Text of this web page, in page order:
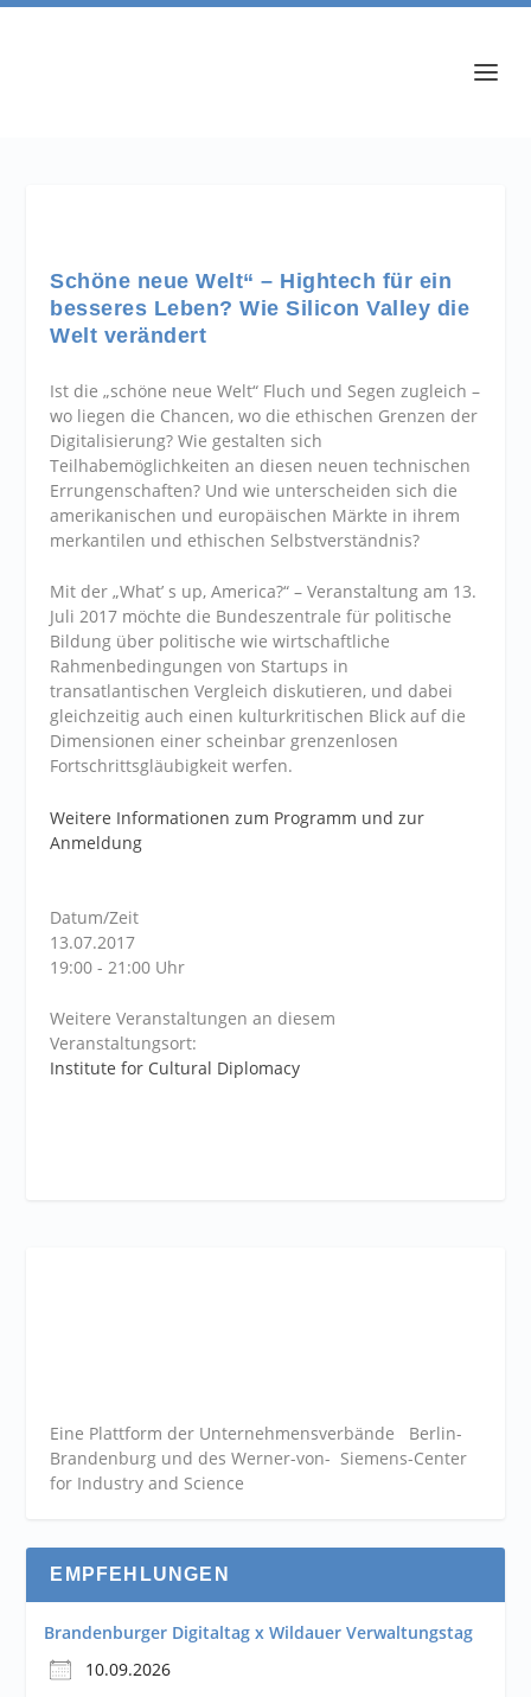
Schöne neue Welt“ – Hightech für ein
besseres Leben? Wie Silicon Valley die
Welt verändert
Ist die „schöne neue Welt“ Fluch und Segen zugleich –
wo liegen die Chancen, wo die ethischen Grenzen der
Digitalisierung? Wie gestalten sich
Teilhabemöglichkeiten an diesen neuen technischen
Errungenschaften? Und wie unterscheiden sich die
amerikanischen und europäischen Märkte in ihrem
merkantilen und ethischen Selbstverständnis?
Mit der „What’ s up, America?“ – Veranstaltung am 13.
Juli 2017 möchte die Bundeszentrale für politische
Bildung über politische wie wirtschaftliche
Rahmenbedingungen von Startups in
transatlantischen Vergleich diskutieren, und dabei
gleichzeitig auch einen kulturkritischen Blick auf die
Dimensionen einer scheinbar grenzenlosen
Fortschrittsgläubigkeit werfen.
Weitere Informationen zum Programm und zur
Anmeldung
Datum/Zeit
13.07.2017
19:00 - 21:00 Uhr
Weitere Veranstaltungen an diesem
Veranstaltungsort:
Institute for Cultural Diplomacy
Eine Plattform der Unternehmensverbände Berlin-
Brandenburg und des Werner-von- Siemens-Center
for Industry and Science
EMPFEHLUNGEN
Brandenburger Digitaltag x Wildauer Verwaltungstag
10.09.2026